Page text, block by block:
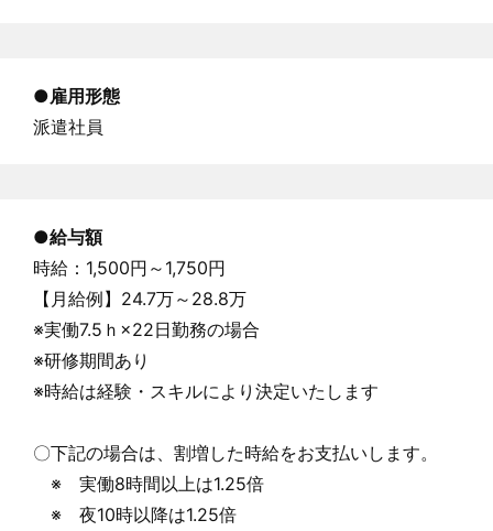
●雇用形態
派遣社員
●給与額
時給：1,500円～1,750円
【月給例】24.7万～28.8万
※実働7.5ｈ×22日勤務の場合
※研修期間あり
※時給は経験・スキルにより決定いたします
〇下記の場合は、割増した時給をお支払いします。
※ 実働8時間以上は1.25倍
※ 夜10時以降は1.25倍